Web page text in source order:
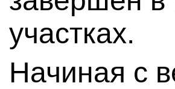
участках.
Начиная с